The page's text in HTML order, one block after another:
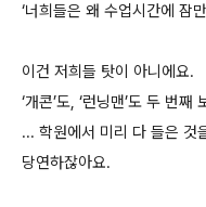
‘너희들은 왜 수업시간에 잠
이건 저희들 탓이 아니에요.
‘개콘’도, ‘런닝맨’도 두 번째
... 학원에서 미리 다 들은 것
당연하잖아요.